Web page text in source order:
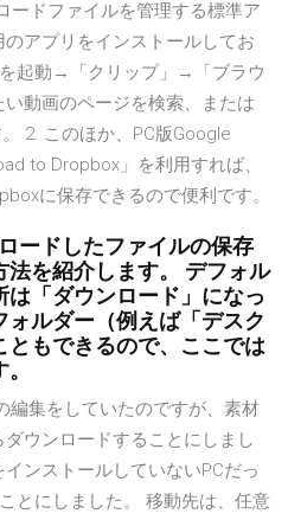
ードファイルを管理する標準ア
アプリをインストールしてお
起動→「クリップ」→「ブラウ
動画のページを検索、または
2. このほか、PC版Google
to Dropbox」を利用すれば、
に保存できるので便利です。
ードしたファイルの保存
を紹介します。 デフォル
は「ダウンロード」になっ
ルダー（例えば「デスク
ともできるので、ここでは
編集をしていたのですが、素材
ウンロードすることにしまし
ンストールしていないPCだっ
とにしました。 移動先は、任意